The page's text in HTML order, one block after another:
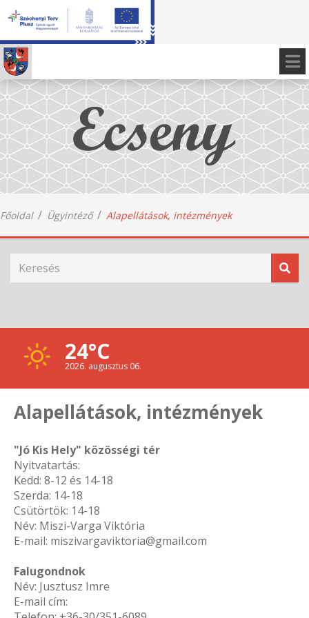
Főoldal Ügyintéző Alapellátások, intézmények
24°C
2026. augusztus 06.
Alapellátások, intézmények
"Jó Kis Hely" közösségi tér
Nyitvatartás:
Kedd: 8-12 és 14-18
Szerda: 14-18
Csütörtök: 14-18
Név: Miszi-Varga Viktória
E-mail: miszivargaviktoria@gmail.com
Falugondnok
Név: Jusztusz Imre
E-mail cím: